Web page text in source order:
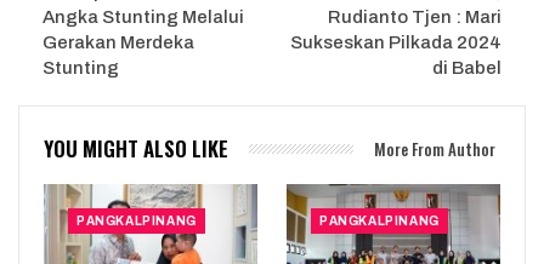
Angka Stunting Melalui
Gerakan Merdeka
Stunting
Rudianto Tjen : Mari
Sukseskan Pilkada 2024
di Babel
YOU MIGHT ALSO LIKE More From Author
PANGKALPINANG PANGKALPINANG